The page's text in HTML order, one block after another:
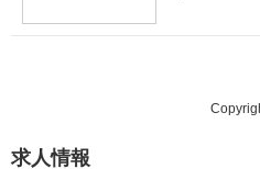
求人情報